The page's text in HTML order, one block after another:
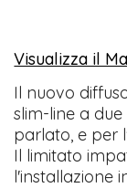
Visualizza il
Il nuovo
slim-line a
parlato, e per
Il limitato
l'installazione